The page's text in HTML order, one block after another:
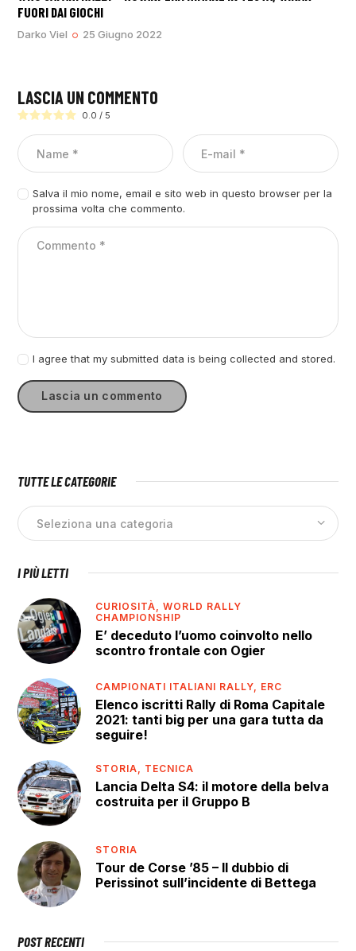
FUORI DAI GIOCHI
Darko Viel 25 Giugno 2022
LASCIA UN COMMENTO
0.0 / 5
Salva il mio nome, email e sito web in questo browser per la
prossima volta che commento.
I agree that my submitted data is being collected and stored.
TUTTE LE CATEGORIE
I PIÙ LETTI
CURIOSITÀ,WORLD RALLY
CHAMPIONSHIP
E’ deceduto l’uomo coinvolto nello
scontro frontale con Ogier
CAMPIONATI ITALIANI RALLY, ERC
Elenco iscritti Rally di Roma Capitale
2021: tanti big per una gara tutta da
seguire!
STORIA, TECNICA
Lancia Delta S4: il motore della belva
costruita per il Gruppo B
STORIA
Tour de Corse ’85 – Il dubbio di
Perissinot sull’incidente di Bettega
POST RECENTI